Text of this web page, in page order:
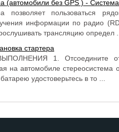
(автомобили без GPS ) -
позволяет пользоваться
информации по радио
трансляцию определ ...
стартера
1. Отсоедините
на автомобиле
удостоверьтесь в то ...